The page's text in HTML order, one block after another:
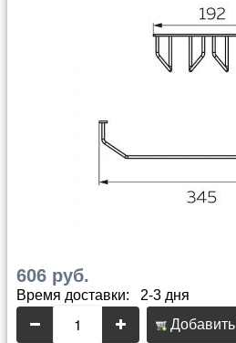
606 руб.
Время доставки: 2-3 дня